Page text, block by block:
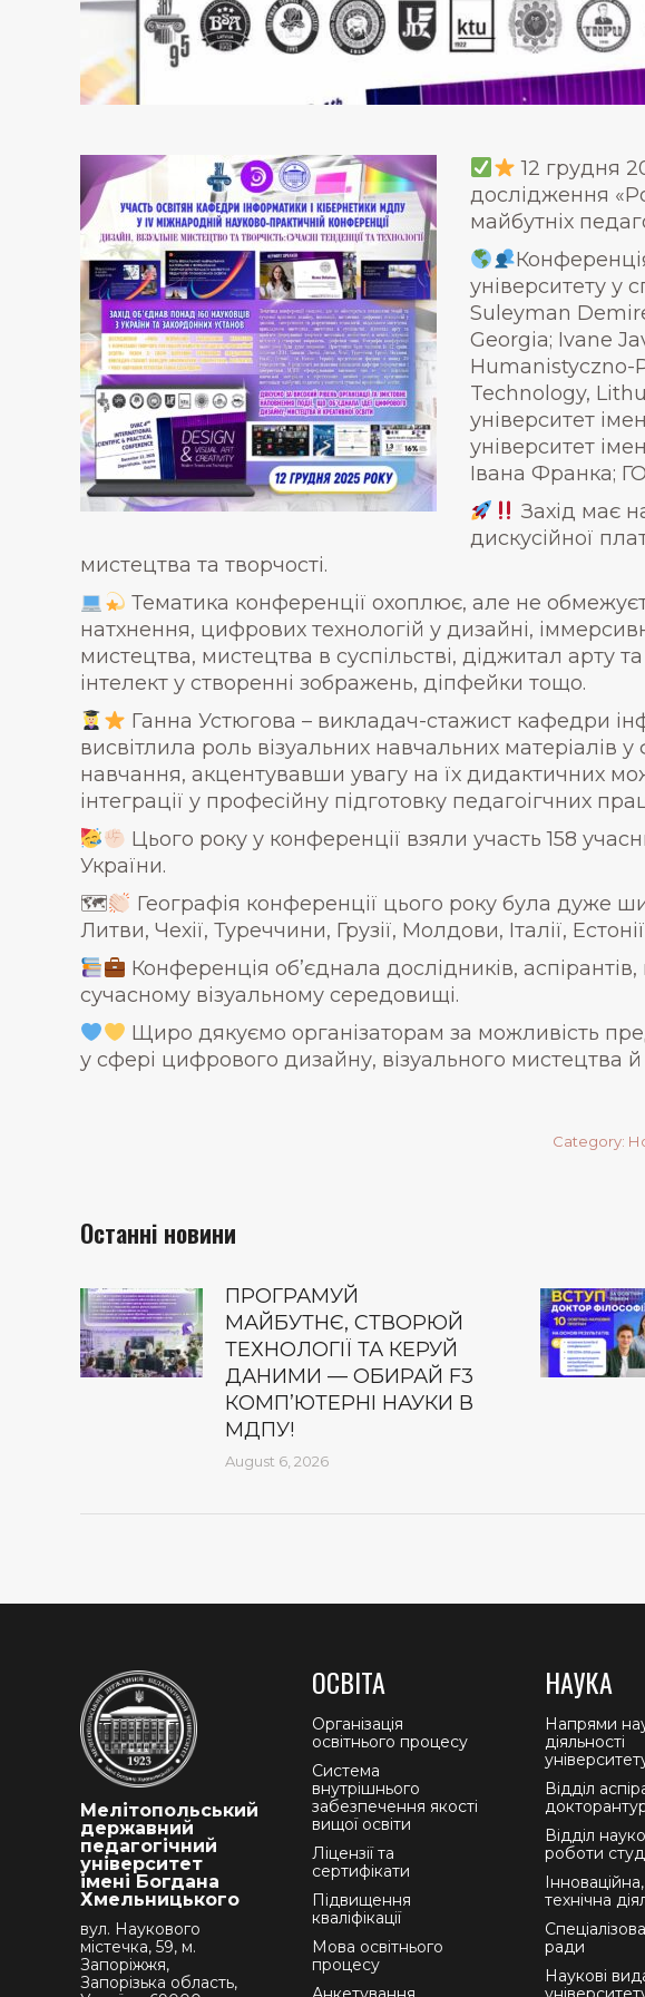
12 грудня
дослідження
майбутніх
університету у
Suleyman
Georgia; Ivane
Humanistyczno-
Technology,
університет
університет
Івана Франка; ГО
Захід має
дискусійної
мистецтва та творчості.
Тематика конференції охоплює, але не
натхнення, цифрових технологій у дизайні,
мистецтва, мистецтва в суспільстві, діджитал арту
інтелект у створенні зображень, діпфейки тощо.
Ганна Устюгова – викладач-стажист кафедри
висвітлила роль візуальних навчальних матеріалів
навчання, акцентувавши увагу на їх дидактичних
інтеграції у професійну підготовку педагоігчних
Цього року у конференції взяли участь 158
України.
🗺
Географія конференції цього року була дуже
Литви, Чехії, Туреччини, Грузії, Молдови, Італії,
Конференція об’єднала дослідників,
сучасному візуальному середовищі.
Щиро дякуємо організаторам за можливість
у сфері цифрового дизайну, візуального мистецтва й
Category:
Останні новини
ПРОГРАМУЙ
МАЙБУТНЄ, СТВОРЮЙ
ТЕХНОЛОГІЇ ТА КЕРУЙ
ДАНИМИ — ОБИРАЙ F3
КОМП’ЮТЕРНІ НАУКИ В
МДПУ!
August 6, 2026
Мелітопольський
державний
педагогічний
університет
імені Богдана
Хмельницького
вул. Наукового
містечка, 59, м.
Запоріжжя,
Запорізька область,
ОСВІТА
Організація
освітнього процесу
Система
внутрішнього
забезпечення якості
вищої освіти
Ліцензії та
сертифікати
Підвищення
кваліфікації
Мова освітнього
процесу
НАУКА
Напрями
діяльності
Відділ
Відділ
роботи
технічна
ради
Наукові